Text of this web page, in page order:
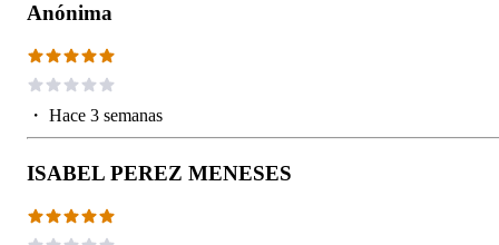
Anónima
・ Hace 3 semanas
ISABEL PEREZ MENESES